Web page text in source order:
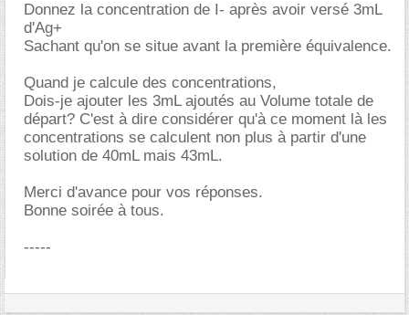
Donnez la concentration de I- après avoir versé 3mL
d'Ag+
Sachant qu'on se situe avant la première équivalence.
Quand je calcule des concentrations,
Dois-je ajouter les 3mL ajoutés au Volume totale de
départ? C'est à dire considérer qu'à ce moment là les
concentrations se calculent non plus à partir d'une
solution de 40mL mais 43mL.
Merci d'avance pour vos réponses.
Bonne soirée à tous.
-----